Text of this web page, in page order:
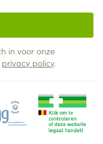
in voor onze
privacy policy.